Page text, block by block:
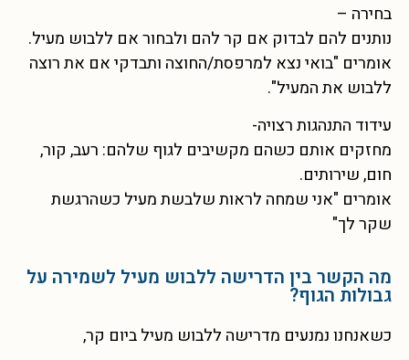
בחירה –
נותנים להם לבדוק אם קר להם ולבחור אם ללבוש מעיל.
אומרים "בואי נצא למרפסת/החוצה ותבדקי אם את רוצה
ללבוש את המעיל".
עידוד התנהגות רצויה-
מחזקים אותם כשהם מקשיבים לגוף שלהם: רעב, קור,
חום, שירותים.
אומרים "אני שמחה לראות שלבשת מעיל כשהרגשת
שקר לך"
מה הקשר בין הדרישה ללבוש מעיל לשמירה על
גבולות הגוף?
כשאנחנו נמנעים מדרישה ללבוש מעיל ביום קר,